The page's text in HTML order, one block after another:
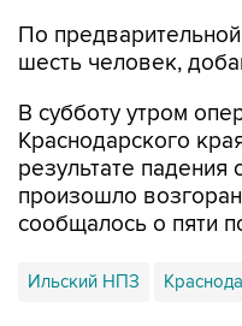
По
шесть человек,
В субботу утром
Краснодарского
результате
произошло
сообщалось о пяти
Ильский НПЗ